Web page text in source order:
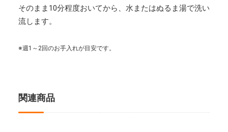
そのまま10分程度おいてから、水またはぬるま湯で洗い
流します。
※週1～2回のお手入れが目安です。
関連商品